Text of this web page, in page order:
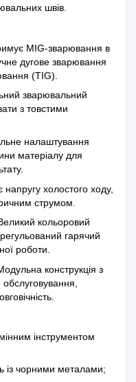
швів.
MIG-зварювання в
дугове зварювання
(TIG).
зварювальний
з товстими
налаштування
матеріалу для
холостого ходу,
струмом.
кольоровий
гарячий
роботи.
конструкція з
обслуговування,
інструментом
із чорними металами;